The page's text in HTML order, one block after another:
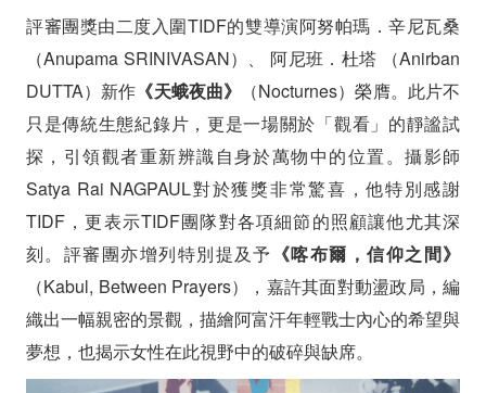
評審團獎由二度入圍TIDF的雙導演阿努帕瑪．辛尼瓦桑
（Anupama SRINIVASAN）、 阿尼班．杜塔 （Anirban
DUTTA）新作 《天蛾夜曲》
（Nocturnes）榮膺。此片不
只是傳統生態紀錄片，更是一場關於「觀看」的靜謐試
探，引領觀者重新辨識自身於萬物中的位置。攝影師
Satya Rai NAGPAUL對於獲獎非常驚喜，他特別感謝
TIDF，更表示TIDF團隊對各項細節的照顧讓他尤其深
刻。 評審團亦增列特別提及予 《喀布爾，信仰之間》
（Kabul, Between Prayers），嘉許其面對動盪政局，編
織出一幅親密的景觀，描繪阿富汗年輕戰士內心的希望與
夢想，也揭示女性在此視野中的破碎與缺席。